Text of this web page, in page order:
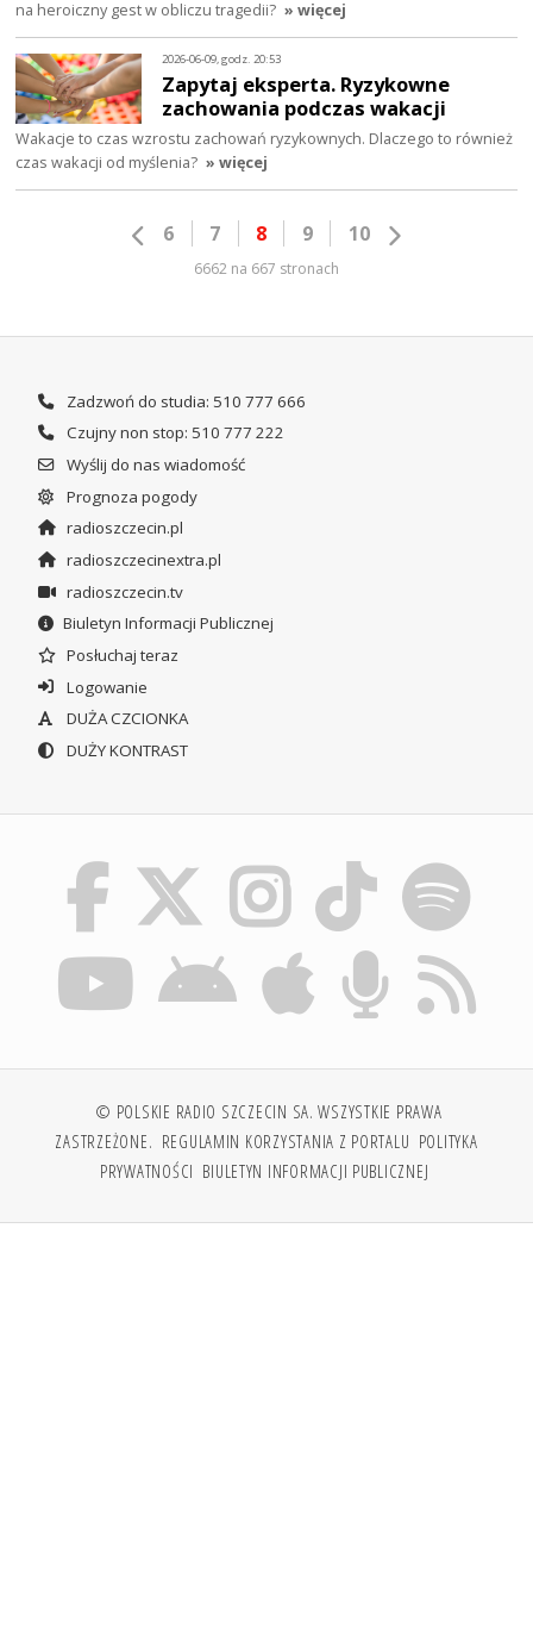
na heroiczny gest w obliczu tragedii? » więcej
2026-06-09, godz. 20:53
Zapytaj eksperta. Ryzykowne
zachowania podczas wakacji
Wakacje to czas wzrostu zachowań ryzykownych. Dlaczego to również
czas wakacji od myślenia? » więcej
6 7 8 9 10
6662 na 667 stronach
Zadzwoń do studia: 510 777 666
Czujny non stop: 510 777 222
Wyślij do nas wiadomość
Prognoza pogody
radioszczecin.pl
radioszczecinextra.pl
radioszczecin.tv
Biuletyn Informacji Publicznej
Posłuchaj teraz
Logowanie
DUŻA CZCIONKA
DUŻY KONTRAST
© POLSKIE RADIO SZCZECIN SA. WSZYSTKIE PRAWA
ZASTRZEŻONE. REGULAMIN KORZYSTANIA Z PORTALU POLITYKA
PRYWATNOŚCI BIULETYN INFORMACJI PUBLICZNEJ